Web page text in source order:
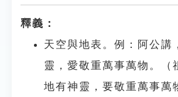
釋義：
天空與地表。例：阿公講
靈，愛敬重萬事萬物。（
地有神靈，要敬重萬事萬